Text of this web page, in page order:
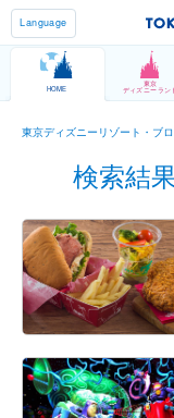
Language
HOME
東京
ディズニーラン
東京ディズニーリゾート・ブ
検索結